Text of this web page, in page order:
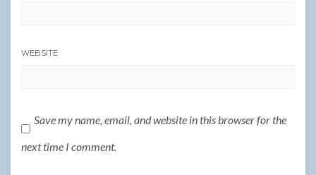
WEBSITE
Save my name, email, and website in this browser for the
next time I comment.